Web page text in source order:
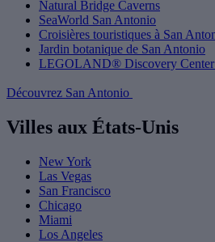
Natural Bridge Caverns
SeaWorld San Antonio
Croisières touristiques à San
Jardin botanique de San Antonio
LEGOLAND® Discovery Center
Découvrez San Antonio
Villes aux États-Unis
New York
Las Vegas
San Francisco
Chicago
Miami
Los Angeles